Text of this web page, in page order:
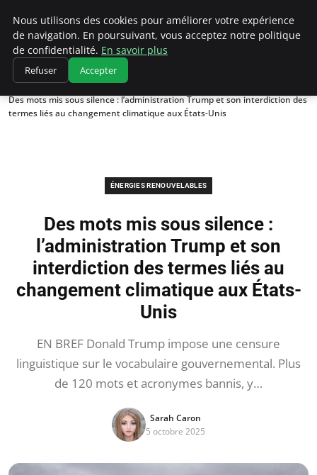
Climatedebtagents
Accueil
Énergies Renouvelables
Des mots mis sous silence : l’administration Trump et son interdiction des
termes liés au changement climatique aux États-Unis
ÉNERGIES RENOUVELABLES
Des mots mis sous silence :
l’administration Trump et son
interdiction des termes liés au
changement climatique aux États-
Unis
EN BREF Donald Trump impose une censure
linguistique sur le vocabulaire gouvernemental. Plus
de 120 mots et acronymes bannis, y…
Sarah Caron
5 octobre 2025
Nous utilisons des cookies pour améliorer votre expérience
de navigation. En poursuivant, vous acceptez notre politique
de confidentialité. En savoir plus
Refuser Accepter